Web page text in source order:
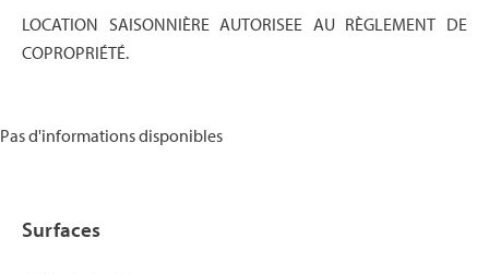
LOCATION SAISONNIÈRE AUTORISEE AU RÈGLEMENT DE
COPROPRIÉTÉ.
Pas d'informations disponibles
Surfaces